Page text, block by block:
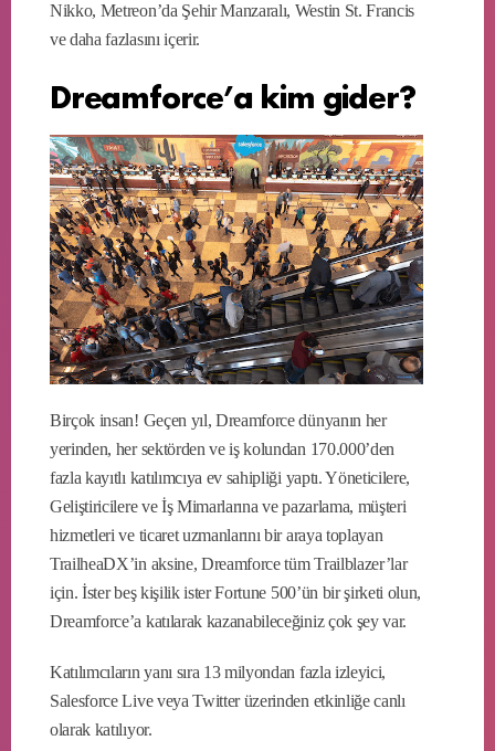
Nikko, Metreon’da Şehir Manzaralı, Westin St. Francis
ve daha fazlasını içerir.
Dreamforce’a kim gider?
Birçok insan! Geçen yıl, Dreamforce dünyanın her
yerinden, her sektörden ve iş kolundan 170.000’den
fazla kayıtlı katılımcıya ev sahipliği yaptı. Yöneticilere,
Geliştiricilere ve İş Mimarlarına ve pazarlama, müşteri
hizmetleri ve ticaret uzmanlarını bir araya toplayan
TrailheaDX’in aksine, Dreamforce tüm Trailblazer’lar
için. İster beş kişilik ister Fortune 500’ün bir şirketi olun,
Dreamforce’a katılarak kazanabileceğiniz çok şey var.
Katılımcıların yanı sıra 13 milyondan fazla izleyici,
Salesforce Live veya Twitter üzerinden etkinliğe canlı
olarak katılıyor.